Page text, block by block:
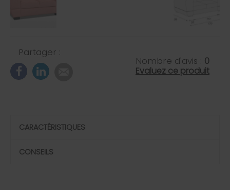
Partager :
Nombre d'avis : 0
Evaluez ce produit
CARACTÉRISTIQUES
CONSEILS